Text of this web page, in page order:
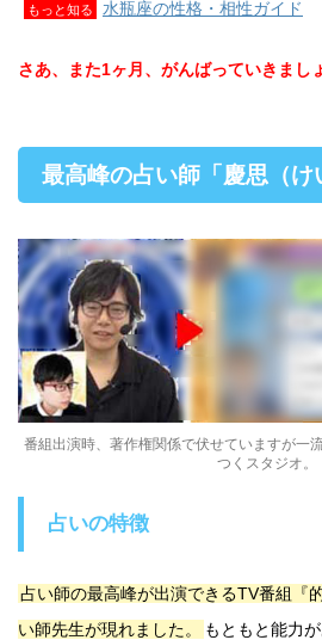
もっと知る 水瓶座の性格・相性ガイド
さあ、また1ヶ月、がんばっていきまし
最高峰の占い師「慶思（け
番組出演時、著作権関係で伏せていますが一
つくスタジオ。
占いの特徴
占い師の最高峰が出演できるTV番組『
い師先生が現れました。
もともと能力